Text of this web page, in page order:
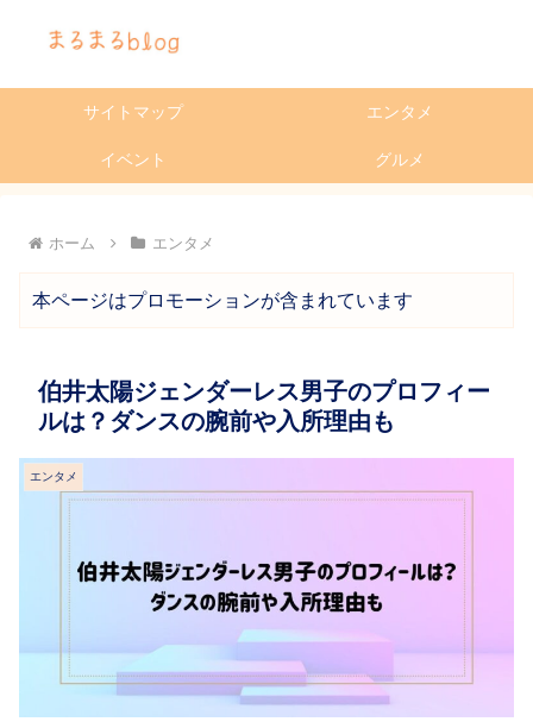
サイトマップ エンタメ
イベント グルメ
ホーム エンタメ
本ページはプロモーションが含まれています
伯井太陽ジェンダーレス男子のプロフィー
ルは？ダンスの腕前や入所理由も
エンタメ